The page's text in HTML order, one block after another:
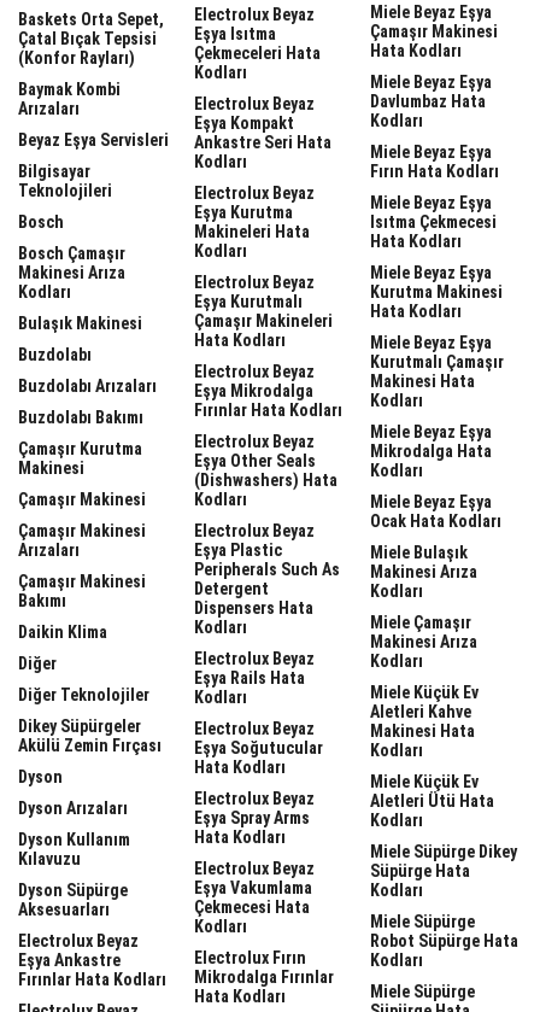
Baskets Orta Sepet,
Çatal Bıçak Tepsisi
(Konfor Rayları)
Baymak Kombi
Arızaları
Beyaz Eşya Servisleri
Bilgisayar
Teknolojileri
Bosch
Bosch Çamaşır
Makinesi Arıza
Kodları
Bulaşık Makinesi
Buzdolabı
Buzdolabı Arızaları
Buzdolabı Bakımı
Çamaşır Kurutma
Makinesi
Çamaşır Makinesi
Çamaşır Makinesi
Arızaları
Çamaşır Makinesi
Bakımı
Daikin Klima
Diğer
Diğer Teknolojiler
Dikey Süpürgeler
Akülü Zemin Fırçası
Dyson
Dyson Arızaları
Dyson Kullanım
Kılavuzu
Dyson Süpürge
Aksesuarları
Electrolux Beyaz
Eşya Ankastre
Fırınlar Hata Kodları
Electrolux Beyaz
Eşya Isıtma
Çekmeceleri Hata
Kodları
Electrolux Beyaz
Eşya Kompakt
Ankastre Seri Hata
Kodları
Electrolux Beyaz
Eşya Kurutma
Makineleri Hata
Kodları
Electrolux Beyaz
Eşya Kurutmalı
Çamaşır Makineleri
Hata Kodları
Electrolux Beyaz
Eşya Mikrodalga
Fırınlar Hata Kodları
Electrolux Beyaz
Eşya Other Seals
(dishwashers) Hata
Kodları
Electrolux Beyaz
Eşya Plastic
Peripherals Such As
Detergent
Dispensers Hata
Kodları
Electrolux Beyaz
Eşya Rails Hata
Kodları
Electrolux Beyaz
Eşya Soğutucular
Hata Kodları
Electrolux Beyaz
Eşya Spray Arms
Hata Kodları
Electrolux Beyaz
Eşya Vakumlama
Çekmecesi Hata
Kodları
Electrolux Fırın
Mikrodalga Fırınlar
Hata Kodları
Miele Beyaz Eşya
Çamaşır Makinesi
Hata Kodları
Miele Beyaz Eşya
Davlumbaz Hata
Kodları
Miele Beyaz Eşya
Fırın Hata Kodları
Miele Beyaz Eşya
Isıtma Çekmecesi
Hata Kodları
Miele Beyaz Eşya
Kurutma Makinesi
Hata Kodları
Miele Beyaz Eşya
Kurutmalı Çamaşır
Makinesi Hata
Kodları
Miele Beyaz Eşya
Mikrodalga Hata
Kodları
Miele Beyaz Eşya
Ocak Hata Kodları
Miele Bulaşık
Makinesi Arıza
Kodları
Miele Çamaşır
Makinesi Arıza
Kodları
Miele Küçük Ev
Aletleri Kahve
Makinesi Hata
Kodları
Miele Küçük Ev
Aletleri Ütü Hata
Kodları
Miele Süpürge Dikey
Süpürge Hata
Kodları
Miele Süpürge
Robot Süpürge Hata
Kodları
Miele Süpürge